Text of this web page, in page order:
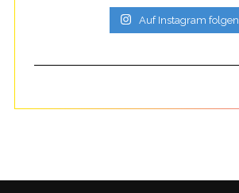
Auf Instagram folgen